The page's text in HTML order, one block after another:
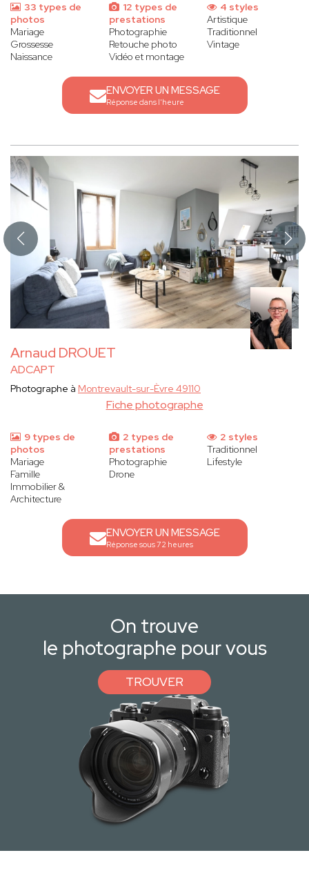
33 types de
photos
Mariage
Grossesse
Naissance
12 types de
prestations
Photographie
Retouche photo
Vidéo et montage
4 styles
Artistique
Traditionnel
Vintage
ENVOYER UN MESSAGE
Réponse dans l'heure
Arnaud DROUET
ADCAPT
Fiche photographe
Photographe à Montrevault-sur-Èvre 49110
9 types de
photos
Mariage
Famille
Immobilier &
Architecture
2 types de
prestations
Photographie
Drone
2 styles
Traditionnel
Lifestyle
ENVOYER UN MESSAGE
Réponse sous 72 heures
On trouve
le photographe pour vous
TROUVER